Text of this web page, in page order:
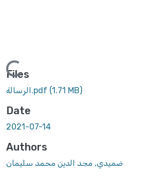
Loading...
Files
الرسالة.pdf (1.71 MB)
Date
2021-07-14
Authors
ضميدي, مجد الدين محمد سليمان